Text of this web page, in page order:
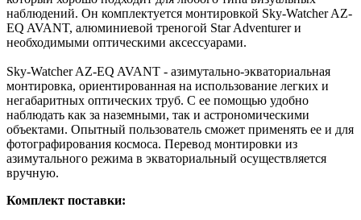
наблюдений. Он комплектуется монтировкой Sky-Watcher AZ-
EQ AVANT, алюминиевой треногой Star Adventurer и
необходимыми оптическими аксессуарами.
Sky-Watcher AZ-EQ AVANT - азимутально-экваториальная
монтировка, ориентированная на использование легких и
негабаритных оптических труб. С ее помощью удобно
наблюдать как за наземными, так и астрономическими
объектами. Опытный пользователь сможет применять ее и для
фотографирования космоса. Перевод монтировки из
азимутального режима в экваториальный осуществляется
вручную.
Комплект поставки: